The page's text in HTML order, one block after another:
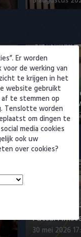
PSV
ervaren
6 augustus
Futsal
30 mei 2026
Er worden
de werking van
te krijgen in het
website gebruikt
te stemmen op
Tenslotte worden
om dingen te
media cookies
ook uw
over cookies?